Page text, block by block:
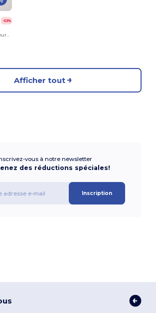
-53%
T-Shirt en coton ultra lourd pour adultes
Afficher tout
vous à notre newsletter
des réductions spéciales!
Inscription